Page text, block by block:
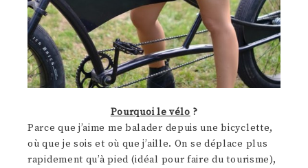
Pourquoi le vélo ?
Parce que j’aime me balader depuis une bicyclette,
où que je sois et où que j’aille. On se déplace plus
rapidement qu’à pied (idéal pour faire du tourisme),